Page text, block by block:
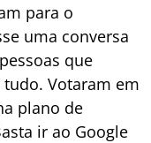
para o
uma conversa
que
Votaram em
plano de
ir ao Google